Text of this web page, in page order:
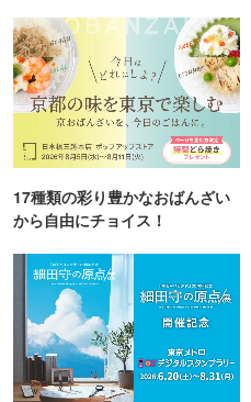
17種類の彩り豊かなおばんざい
から自由にチョイス！